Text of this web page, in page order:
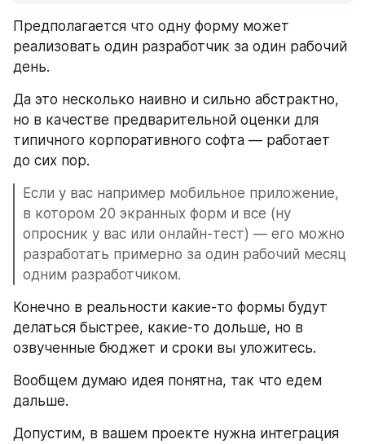
Предполагается что одну форму может
реализовать один разработчик за один рабочий
день.
Да это несколько наивно и сильно абстрактно,
но в качестве предварительной оценки для
типичного корпоративного софта — работает
до сих пор.
Если у вас например мобильное приложение,
в котором 20 экранных форм и все (ну
опросник у вас или онлайн-тест) — его можно
разработать примерно за один рабочий месяц
одним разработчиком.
Конечно в реальности какие-то формы будут
делаться быстрее, какие-то дольше, но в
озвученные бюджет и сроки вы уложитесь.
Вообщем думаю идея понятна, так что едем
дальше.
Допустим, в вашем проекте нужна интеграция